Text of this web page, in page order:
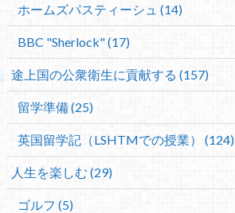
ホームズパスティーシュ (14)
BBC "Sherlock" (17)
途上国の公衆衛生に貢献する (157)
留学準備 (25)
英国留学記（LSHTMでの授業） (124)
人生を楽しむ (29)
ゴルフ (5)